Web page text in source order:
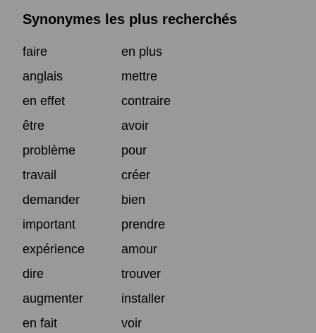
Synonymes les plus recherchés
faire
en plus
anglais
mettre
en effet
contraire
être
avoir
problème
pour
travail
créer
demander
bien
important
prendre
expérience
amour
dire
trouver
augmenter
installer
en fait
voir